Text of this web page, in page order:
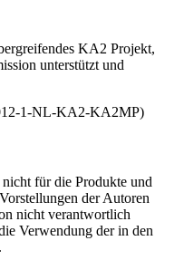
KA2 Projekt,
unterstützt und
1-NL-KA2-KA2MP)
für die Produkte und
der Autoren
nicht verantwortlich
Verwendung der in den